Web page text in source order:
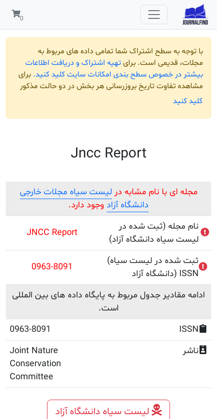
به سطح اشتراک شما تمامی داده های مربوط به
قدیمی است. برای تهیه اشتراک و دریافت اطلاعات
خصوص سطح بندی امکانات سایت کلید کنید.برای
تاریخ بروزرسانی هر بخش در دو حالت مذکور
Jncc Report
با نام مشابه در لیست سیاه مجلات خارجی
دانشگاه آزادوجود دارد.
JNCC Report
(ثبت شده در
دانشگاه آزاد)
0963-8091
(ثبت شده در لیست سیاه
جدول مربوط به پایگاه داده های بین المللی
0963-8091
Joint Nature
Conservation
Committee
لیست سیاه دانشگاه آزاد